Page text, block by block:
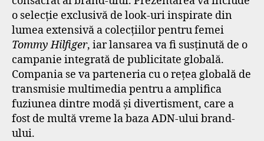
o selecție exclusivă de look-uri inspirate din
lumea extensivă a colecțiilor pentru femei
Tommy Hilfiger, iar lansarea va fi susținută de o
campanie integrată de publicitate globală.
Compania se va parteneria cu o rețea globală de
transmisie multimedia pentru a amplifica
fuziunea dintre modă și divertisment, care a
fost de multă vreme la baza ADN-ului brand-
ului.